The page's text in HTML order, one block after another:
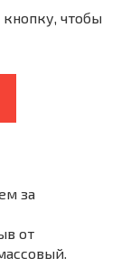
чтобы
за
от